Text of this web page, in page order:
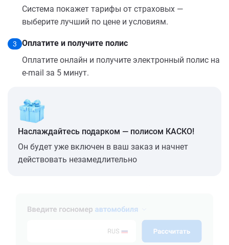
Система покажет тарифы от страховых —
выберите лучший по цене и условиям.
3
Оплатите и получите полис
Оплатите онлайн и получите электронный полис на
e-mail за 5 минут.
Наслаждайтесь подарком — полисом КАСКО!
Он будет уже включен в ваш заказ и начнет
действовать незамедлительно